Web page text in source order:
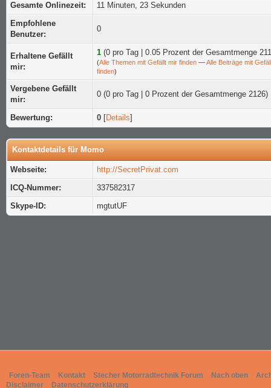
Gesamte Onlinezeit:
11 Minuten, 23 Sekunden
Empfohlene
Benutzer:
0
Erhaltene Gefällt
mir:
1 (0 pro Tag | 0.05 Prozent der Gesamtmenge
(Alle Themen mit Gefällt mir finden —Alle Beiträge mit
finden)
Vergebene Gefällt
mir:
0 (0 pro Tag | 0 Prozent der Gesamtmenge 2126)
Bewertung: 0 [Details]
Kontaktdetails für Momo
Webseite:
http://SecretPrivat.com
ICQ-Nummer:
337582317
Skype-ID:
mgtutUF
Foren-Team Kontakt Stecher Motorradtechnik Forum Nach oben
Disclaimer
Datenschutzerklärung